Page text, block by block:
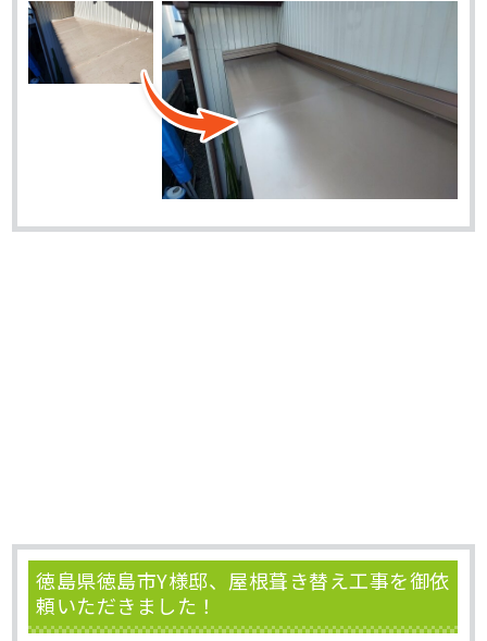
徳島県徳島市Y様邸、屋根葺き替え工事を御依
頼いただきました！